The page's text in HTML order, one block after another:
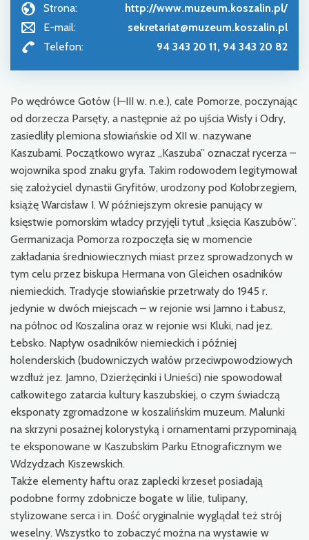
Strona:
http://www.muzeum.koszalin.pl/
E-mail:
sekretariat@muzeum.koszalin.pl
Telefon:
94 343 20 11, 94 343 20 82
Po wędrówce Gotów (I–III w. n.e.), całe Pomorze, poczynając
od dorzecza Parsęty, a następnie aż po ujścia Wisły i Odry,
zasiedliły plemiona słowiańskie od XII w. nazywane
Kaszubami. Początkowo wyraz „Kaszuba” oznaczał rycerza –
wojownika spod znaku gryfa. Takim rodowodem legitymował
się założyciel dynastii Gryfitów, urodzony pod Kołobrzegiem,
książę Warcisław I. W późniejszym okresie panujący w
księstwie pomorskim władcy przyjęli tytuł „księcia Kaszubów”.
Germanizacja Pomorza rozpoczęła się w momencie
zakładania średniowiecznych miast przez sprowadzonych w
tym celu przez biskupa Hermana von Gleichen osadników
niemieckich. Tradycje słowiańskie przetrwały do 1945 r.
jedynie w dwóch miejscach – w rejonie wsi Jamno i Łabusz,
na północ od Koszalina oraz w rejonie wsi Kluki, nad jez.
Łebsko. Napływ osadników niemieckich i później
holenderskich (budowniczych wałów przeciwpowodziowych
wzdłuż jez. Jamno, Dzierżęcinki i Unieści) nie spowodował
całkowitego zatarcia kultury kaszubskiej, o czym świadczą
eksponaty zgromadzone w koszalińskim muzeum. Malunki
na skrzyni posażnej kolorystyką i ornamentami przypominają
te eksponowane w Kaszubskim Parku Etnograficznym we
Wdzydzach Kiszewskich.
Także elementy haftu oraz zaplecki krzeseł posiadają
podobne formy zdobnicze bogate w lilie, tulipany,
stylizowane serca i in. Dość oryginalnie wyglądał też strój
weselny. Wszystko to zobaczyć można na wystawie w